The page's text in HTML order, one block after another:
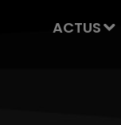
ACTUS